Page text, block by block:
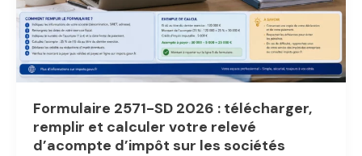
Formulaire 2571-SD 2026 : télécharger,
remplir et calculer votre relevé
d’acompte d’impôt sur les sociétés